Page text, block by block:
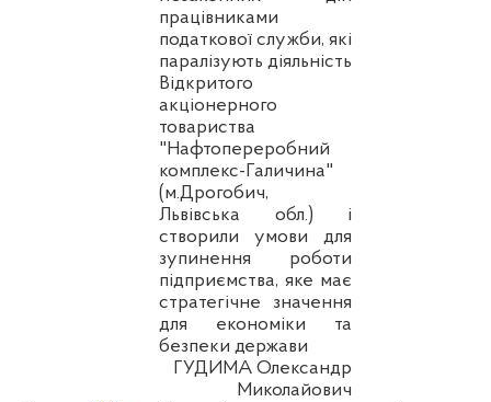
працівниками
податкової служби, які
паралізують діяльність
Відкритого
акціонерного
товариства
"Нафтопереробний
комплекс-Галичина"
(м.Дрогобич,
Львівська обл.) і
створили умови для
зупинення роботи
підприємства, яке має
стратегічне значення
для економіки та
безпеки держави
ГУДИМА Олександр
Миколайович